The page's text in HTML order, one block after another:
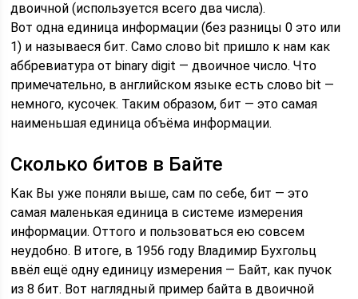
двоичной (используется всего два числа).
Вот одна единица информации (без разницы 0 это или
1) и называеся бит. Само слово bit пришло к нам как
аббревиатура от binary digit — двоичное число. Что
примечательно, в английском языке есть слово bit —
немного, кусочек. Таким образом, бит — это самая
наименьшая единица объёма информации.
Сколько битов в Байте
Как Вы уже поняли выше, сам по себе, бит — это
самая маленькая единица в системе измерения
информации. Оттого и пользоваться ею совсем
неудобно. В итоге, в 1956 году Владимир Бухгольц
ввёл ещё одну единицу измерения — Байт, как пучок
из 8 бит. Вот наглядный пример байта в двоичной